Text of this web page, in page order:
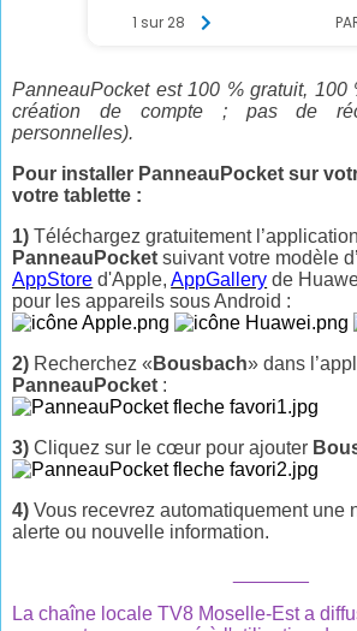
PanneauPocket est 100 % gratuit, 100
création de compte ; pas de
personnelles).
Pour installer PanneauPocket sur
votre tablette :
1) Téléchargez gratuitement l’application
PanneauPocket suivant votre modèle
AppStore d'Apple,AppGallery de
pour les appareils sous Android :
2) Recherchez « Bousbach» dans
PanneauPocket :
3) Cliquez sur le cœur pour ajouter
4) Vous recevrez automatiquement une
alerte ou nouvelle information.
La chaîne locale TV8 Moselle-Est a